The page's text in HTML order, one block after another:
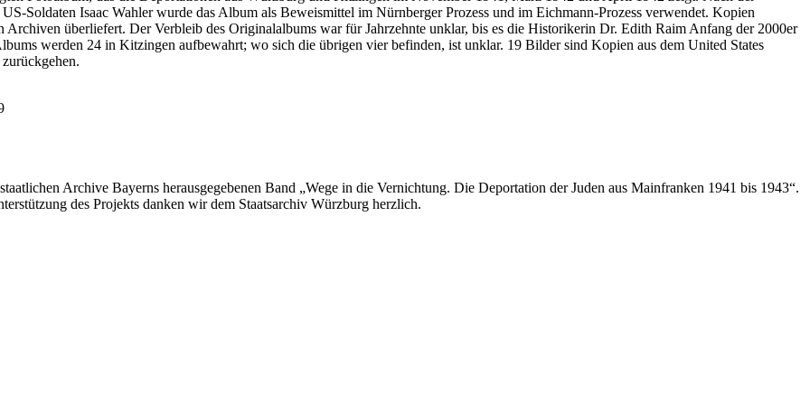
Soldaten Isaac Wahler wurde das Album als Beweismittel im Nürnberger Prozess und im Eichmann-Prozess verwendet. Kopien
Archiven überliefert. Der Verbleib des Originalalbums war für Jahrzehnte unklar, bis es die Historikerin Dr. Edith Raim Anfang der 2000er
werden 24 in Kitzingen aufbewahrt; wo sich die übrigen vier befinden, ist unklar. 19 Bilder sind Kopien aus dem United States
Archive Bayerns herausgegebenen Band „Wege in die Vernichtung. Die Deportation der Juden aus Mainfranken 1941 bis 1943“.
des Projekts danken wir dem Staatsarchiv Würzburg herzlich.